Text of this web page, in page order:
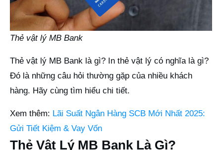
Thẻ vật lý MB Bank
Thẻ vật lý MB Bank là gì? In thẻ vật lý có nghĩa là gì?
Đó là những câu hỏi thường gặp của nhiều khách
hàng. Hãy cùng tìm hiểu chi tiết.
Xem thêm: Lãi Suất Ngân Hàng SCB Mới Nhất 2025:
Gửi Tiết Kiệm & Vay Vốn
Thẻ Vật Lý MB Bank Là Gì?